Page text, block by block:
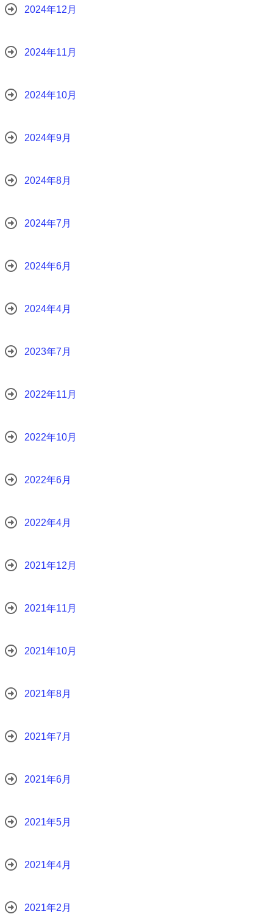
2024年12月
2024年11月
2024年10月
2024年9月
2024年8月
2024年7月
2024年6月
2024年4月
2023年7月
2022年11月
2022年10月
2022年6月
2022年4月
2021年12月
2021年11月
2021年10月
2021年8月
2021年7月
2021年6月
2021年5月
2021年4月
2021年2月